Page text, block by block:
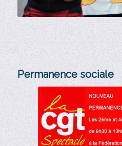
Permanence sociale